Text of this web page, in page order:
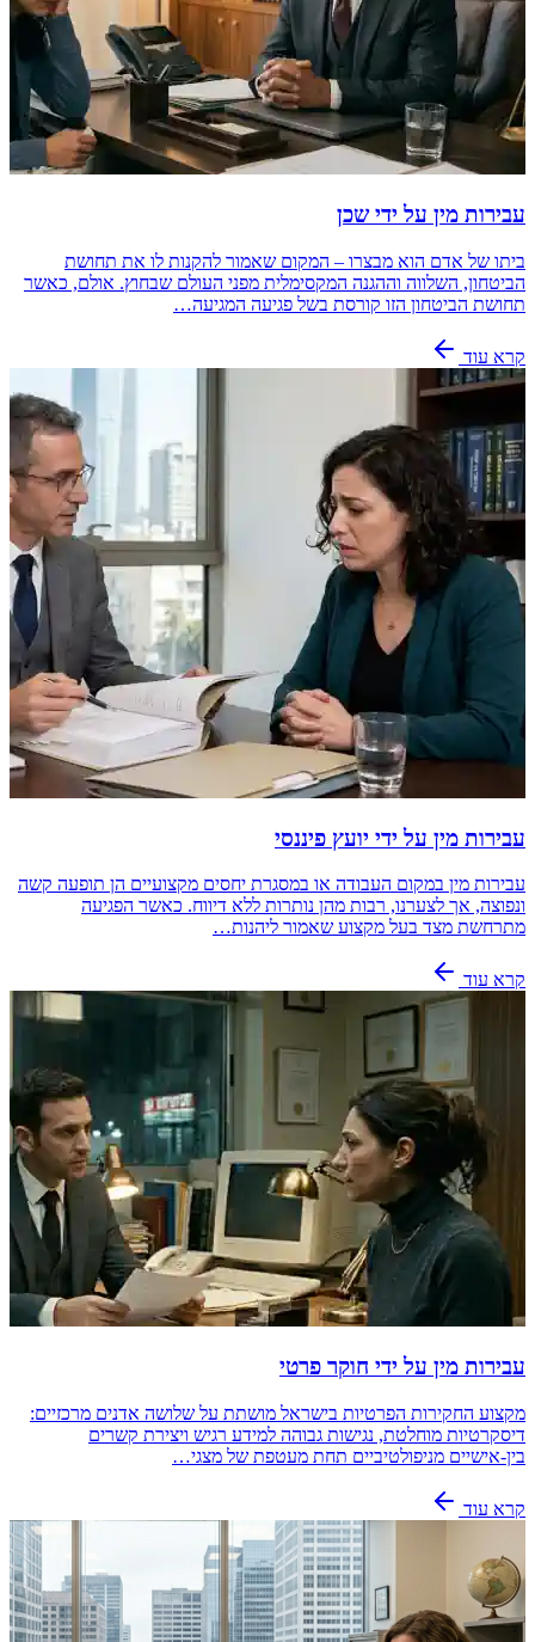
עבירות מין על ידי שכן
ביתו של אדם הוא מבצרו – המקום שאמור להקנות לו את תחושת
הביטחון, השלווה וההגנה המקסימלית מפני העולם שבחוץ. אולם, כאשר
תחושת הביטחון הזו קורסת בשל פגיעה המגיעה…
קרא עוד
עבירות מין על ידי יועץ פיננסי
עבירות מין במקום העבודה או במסגרת יחסים מקצועיים הן תופעה קשה
ונפוצה, אך לצערנו, רבות מהן נותרות ללא דיווח. כאשר הפגיעה
מתרחשת מצד בעל מקצוע שאמור ליהנות…
קרא עוד
עבירות מין על ידי חוקר פרטי
מקצוע החקירות הפרטיות בישראל מושתת על שלושה אדנים מרכזיים:
דיסקרטיות מוחלטת, נגישות גבוהה למידע רגיש ויצירת קשרים
בין-אישיים מניפולטיביים תחת מעטפת של מצגי…
קרא עוד